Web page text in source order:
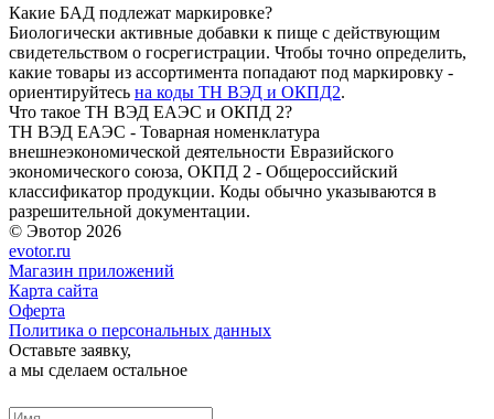
Какие БАД подлежат маркировке?
Биологически активные добавки к пище с действующим
свидетельством о госрегистрации. Чтобы точно определить,
какие товары из ассортимента попадают под маркировку -
ориентируйтесь на коды ТН ВЭД и ОКПД2.
Что такое ТН ВЭД ЕАЭС и ОКПД 2?
ТН ВЭД ЕАЭС - Товарная номенклатура
внешнеэкономической деятельности Евразийского
экономического союза, ОКПД 2 - Общероссийский
классификатор продукции. Коды обычно указываются в
разрешительной документации.
© Эвотор 2026
evotor.ru
Магазин приложений
Карта сайта
Оферта
Политика о персональных данных
Оставьте заявку,
а мы сделаем остальное